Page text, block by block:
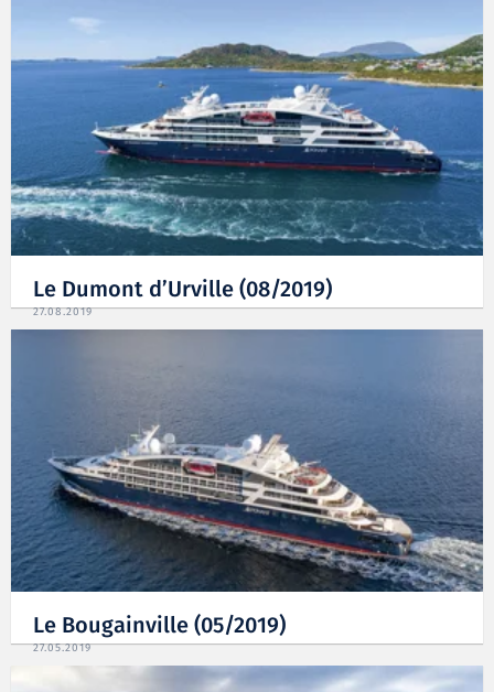
Le Dumont d’Urville (08/2019)
27.08.2019
Le Bougainville (05/2019)
27.05.2019